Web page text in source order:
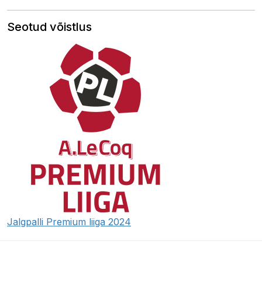
Seotud võistlus
Jalgpalli Premium liiga 2024